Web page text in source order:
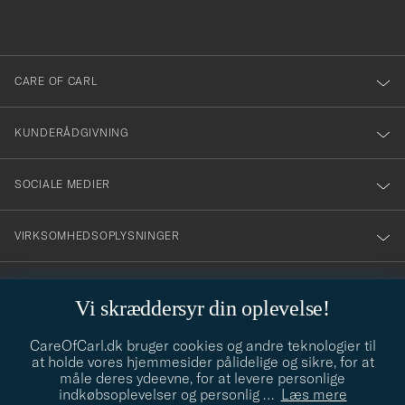
Vi skræddersyr din oplevelse!
CareOfCarl.dk bruger cookies og andre teknologier til
at holde vores hjemmesider pålidelige og sikre, for at
måle deres ydeevne, for at levere personlige
indkøbsoplevelser og personlig … Læs mere
dig
till
vårt
nyhetsbrev!
CARE OF CARL
KUNDERÅDGIVNING
SOCIALE MEDIER
VIRKSOMHEDSOPLYSNINGER
info@careofcarl.dk
Behøver du hjælp til at finde din stil? Lad os hjælpe dig, vi hjælper
gerne til!
STILRÅD